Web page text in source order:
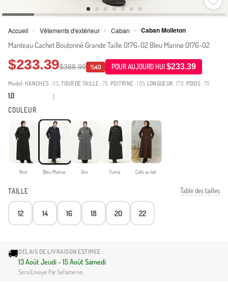
Accueil > Vêtements d'extérieur > Caban > Caban Molleton
Manteau Cachet Boutonné Grande Taille 0176-02 Bleu Marine 0176-02
$233.39$388.99 %40 POUR AUJOURD HUI$233.39
Model: HANCHES : 115, TOUR DE TAILLE: 78, POITRINE : 105, LONGUEUR: 178, POIDS: 78
1.0 1
COULEUR
Noir Bleu Marine Gris Fumé Café au lait
TAILLE Table des tailles
12 14 16 18 20 22
🚚DELAIS DE LIVRAISON ESTIMEE
13 Août Jeudi - 15 Août Samedi
Sera Envoyé Par Sefamerve.